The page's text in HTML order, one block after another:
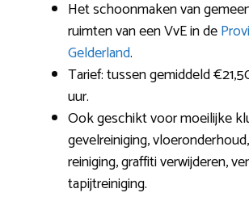
Het schoonmaken van
ruimten van een VvE in de
Gelderland.
Tarief: tussen gemiddeld
uur.
Ook geschikt voor moeilijke
gevelreiniging,
reiniging, graffiti verwijderen,
tapijtreiniging.